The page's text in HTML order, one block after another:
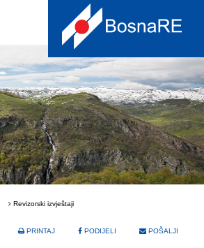
Revizorski izvještaji
PRINTAJ PODIJELI POŠALJI